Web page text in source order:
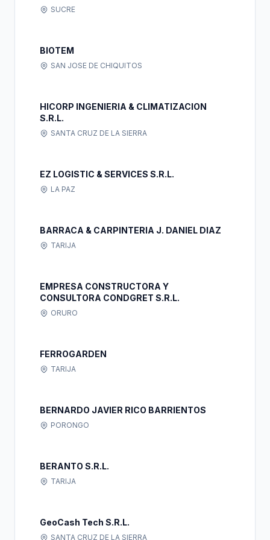
SUCRE
BIOTEM
SAN JOSE DE CHIQUITOS
HICORP INGENIERIA & CLIMATIZACION
S.R.L.
SANTA CRUZ DE LA SIERRA
EZ LOGISTIC & SERVICES S.R.L.
LA PAZ
BARRACA & CARPINTERIA J. DANIEL DIAZ
TARIJA
EMPRESA CONSTRUCTORA Y
CONSULTORA CONDGRET S.R.L.
ORURO
FERROGARDEN
TARIJA
BERNARDO JAVIER RICO BARRIENTOS
PORONGO
BERANTO S.R.L.
TARIJA
GeoCash Tech S.R.L.
SANTA CRUZ DE LA SIERRA